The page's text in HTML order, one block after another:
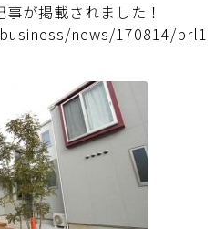
が掲載されました！
news/170814/